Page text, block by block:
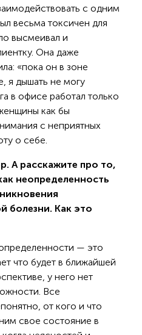
с одним
весьма токсичен для
высмеивал и
Она даже
«пока он в зоне
я дышать не могу
в офисе работал только
как бы
с неприятных
о себе.
А расскажите про то,
неопределенность
болезни. Как это
— это
что будет в ближайшей
у него нет
Все
от кого и что
свое состояние в